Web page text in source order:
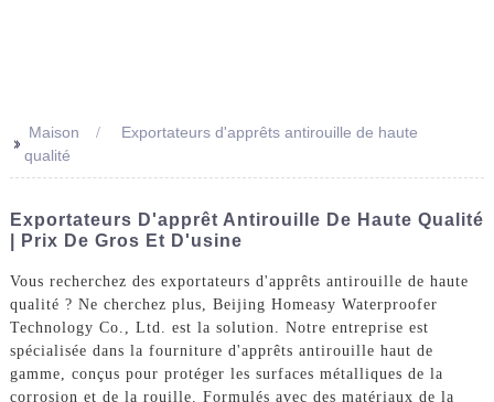
>> Maison
Exportateurs d'apprêts antirouille de haute
qualité
Exportateurs D'apprêt Antirouille De Haute Qualité
| Prix De Gros Et D'usine
Vous recherchez des exportateurs d'apprêts antirouille de haute
qualité ? Ne cherchez plus, Beijing Homeasy Waterproofer
Technology Co., Ltd. est la solution. Notre entreprise est
spécialisée dans la fourniture d'apprêts antirouille haut de
gamme, conçus pour protéger les surfaces métalliques de la
corrosion et de la rouille. Formulés avec des matériaux de la